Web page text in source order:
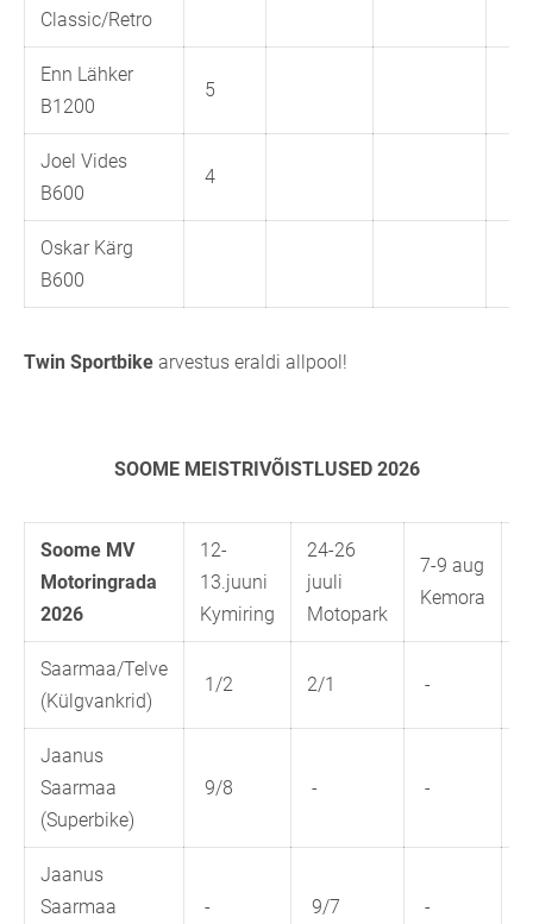
Classic/Retro
Enn Lähker
B1200
5
Joel Vides
B600
4
Oskar Kärg
B600
Twin Sportbike arvestus eraldi allpool!
SOOME MEISTRIVÕISTLUSED 2026
Soome MV
Motoringrada
2026
12-
13.juuni
Kymiring
24-26
juuli
Motopark
7-9 aug
Kemora
Saarmaa/Telve
(Külgvankrid)
1/2 2/1 -
Jaanus
Saarmaa
(Superbike)
9/8 - -
Jaanus
Saarmaa
- 9/7 -